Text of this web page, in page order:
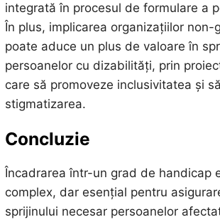
integrată în procesul de formulare a
În plus, implicarea organizațiilor non-
poate aduce un plus de valoare în
persoanelor cu dizabilități, prin
care să promoveze inclusivitatea și
stigmatizarea.
Concluzie
Încadrarea într-un grad de handicap
complex, dar esențial pentru
sprijinului necesar persoanelor